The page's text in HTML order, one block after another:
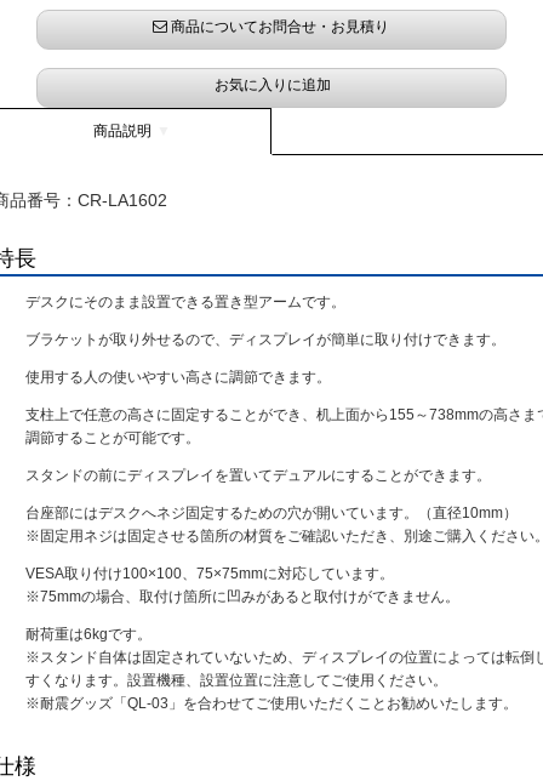
商品についてお問合せ・お見積り
お気に入りに追加
商品説明
品番号： CR-LA1602
長
デスクにそのまま設置できる置き型アームです。
ブラケットが取り外せるので、ディスプレイが簡単に取り付けできます。
使用する人の使いやすい高さに調節できます。
支柱上で任意の高さに固定することができ、机上面から155～738mmの高さま
調節することが可能です。
スタンドの前にディスプレイを置いてデュアルにすることができます。
台座部にはデスクへネジ固定するための穴が開いています。（直径10mm）
※固定用ネジは固定させる箇所の材質をご確認いただき、別途ご購入ください
VESA取り付け100×100、75×75mmに対応しています。
※75mmの場合、取付け箇所に凹みがあると取付けができません。
耐荷重は6kgです。
※スタンド自体は固定されていないため、ディスプレイの位置によっては転倒
すくなります。設置機種、設置位置に注意してご使用ください。
※耐震グッズ「QL-03」を合わせてご使用いただくことお勧めいたします。
様